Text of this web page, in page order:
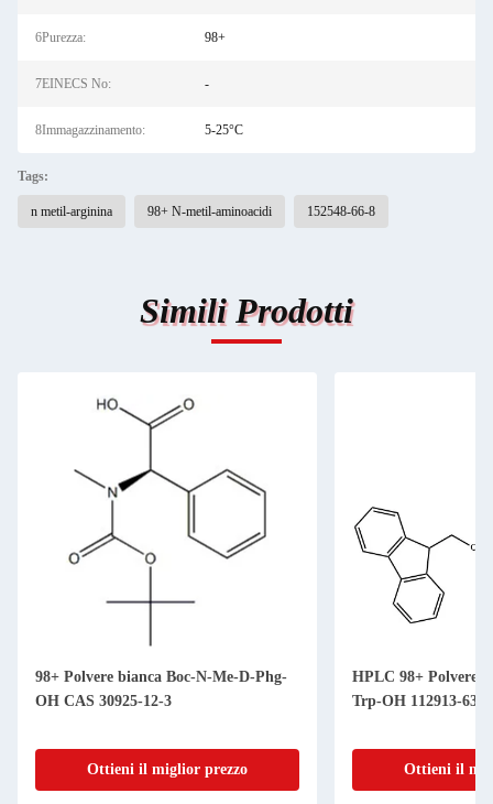
6Purezza: 98+
7EINECS No: -
8Immagazzinamento: 5-25°C
Tags:
n metil-arginina 98+ N-metil-aminoacidi 152548-66-8
Simili Prodotti
98+ Polvere bianca Boc-N-Me-D-Phg-
OH CAS 30925-12-3
Ottieni il miglior prezzo
HPLC 98+ Polvere
Trp-OH 112913-63-
Ottieni il